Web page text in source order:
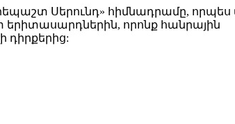
Սերունդ» հիմնադրամը, որպես
որոնք հանրային
դիրքերից: